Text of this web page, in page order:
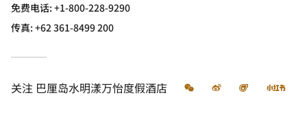
免费电话:+1-800-228-9290
传真:+62 361-8499 200
关注 巴厘岛水明漾万怡度假酒店 微信 微博 飞猪 小